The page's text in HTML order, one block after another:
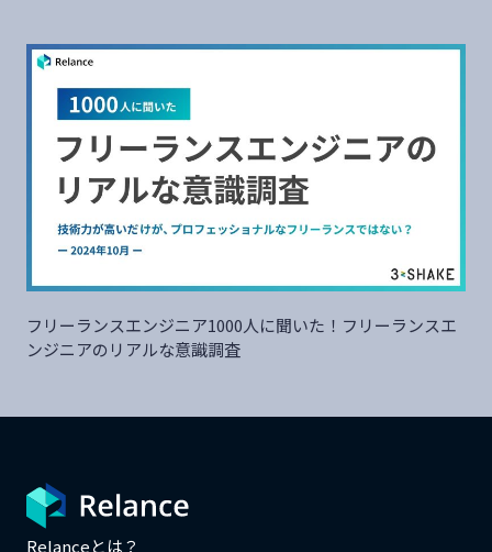
フリーランスエンジニア1000人に聞いた！フリーランスエ
ンジニアのリアルな意識調査
Relanceとは？